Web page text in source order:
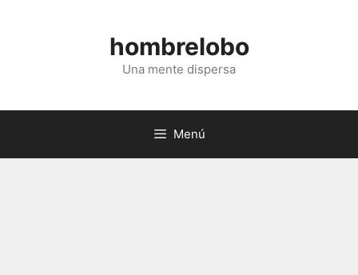
hombrelobo
Una mente dispersa
Menú